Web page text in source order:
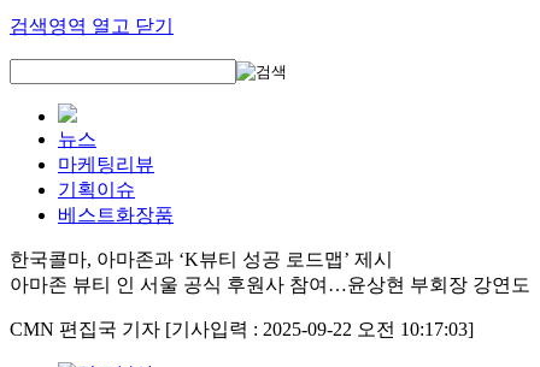
검색영역 열고 닫기
뉴스
마케팅리뷰
기획이슈
베스트화장품
한국콜마, 아마존과 ‘K뷰티 성공 로드맵’ 제시
아마존 뷰티 인 서울 공식 후원사 참여…윤상현 부회장 강연도
CMN 편집국 기자 [기사입력 : 2025-09-22 오전 10:17:03]